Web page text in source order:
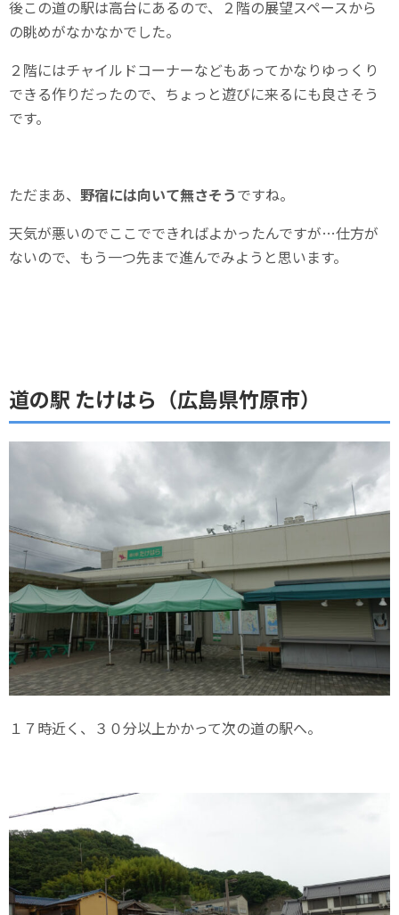
後この道の駅は高台にあるので、２階の展望スペースから
の眺めがなかなかでした。
２階にはチャイルドコーナーなどもあってかなりゆっくり
できる作りだったので、ちょっと遊びに来るにも良さそう
です。
ただまあ、 野宿には向いて無さそうですね。
天気が悪いのでここでできればよかったんですが…仕方が
ないので、もう一つ先まで進んでみようと思います。
道の駅 ‎たけはら（広島県竹原市）
１７時近く、３０分以上かかって次の道の駅へ。